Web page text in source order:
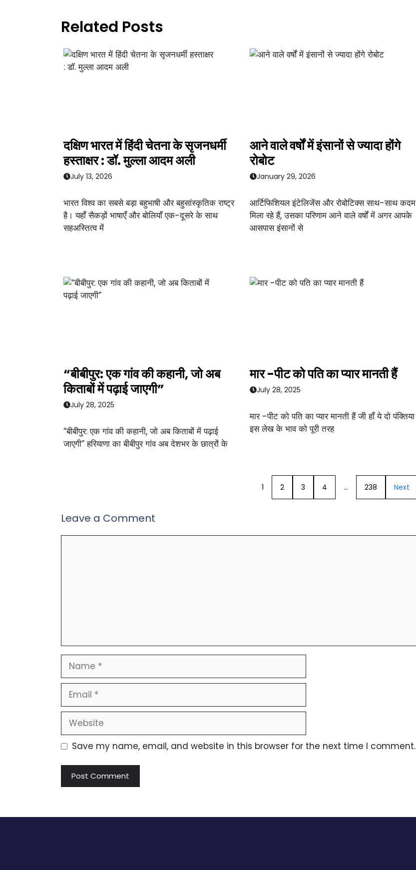
Related Posts
दक्षिण भारत में हिंदी चेतना के सृजनधर्मी
हस्ताक्षर : डॉ. मुल्ला आदम अली
July 13, 2026
भारत विश्व का सबसे बड़ा बहुभाषी और बहुसांस्कृतिक राष्ट्र
है। यहाँ सैकड़ों भाषाएँ और बोलियाँ एक-दूसरे के साथ
सहअस्तित्व में
आने वाले वर्षों में इंसानों से ज्यादा होंगे
रोबोट
January 29, 2026
आर्टिफिशियल इंटेलिजेंस और रोबोटिक्स साथ-साथ कदम
मिला रहे हैं, उसका परिणाम आने वाले वर्षों में अगर आपके
आसपास इंसानों से
“बीबीपुर: एक गांव की कहानी, जो अब
किताबों में पढ़ाई जाएगी”
July 28, 2025
“बीबीपुर: एक गांव की कहानी, जो अब किताबों में पढ़ाई
जाएगी” हरियाणा का बीबीपुर गांव अब देशभर के छात्रों के
मार -पीट को पति का प्यार मानती हैं
July 28, 2025
मार -पीट को पति का प्यार मानती हैं जी हाँ ये दो पंक्तिया
इस लेख के भाव को पूरी तरह
1 2 3 4 … 238 Next
Leave a Comment
Name
Email
Website
Save my name, email, and website in this browser for the next time I comment.